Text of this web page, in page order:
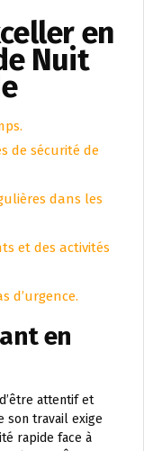
en
Nuit
de sécurité de
dans les
et des activités
d’urgence.
en
attentif et
son travail exige
rapide face à